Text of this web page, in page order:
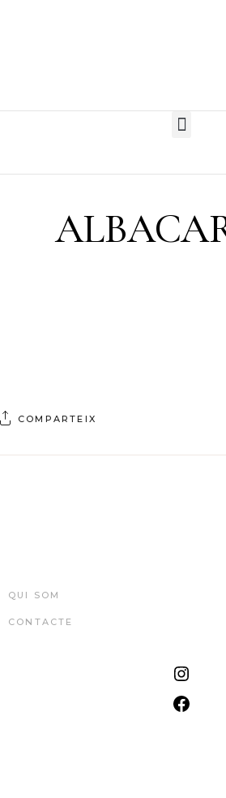
COMPARTEIX
QUI SOM
CONTACTE